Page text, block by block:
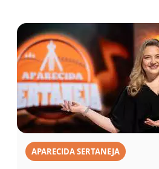
APARECIDA SERTANEJA